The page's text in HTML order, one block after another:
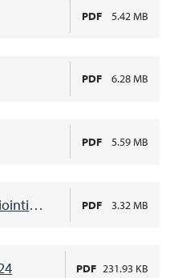
PDF 5.42 MB
PDF 6.28 MB
PDF 5.59 MB
Tarkastuslautakunnan arviointikertomus 2024 PDF 3.32 MB
PDF 231.93 KB